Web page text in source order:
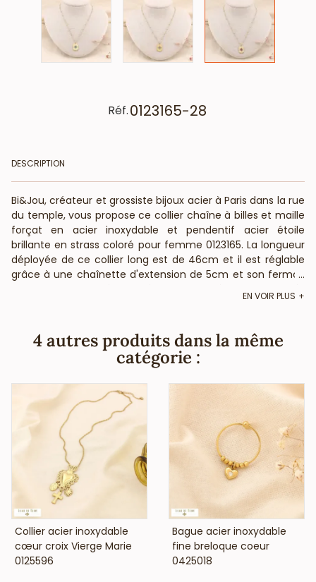
Réf.0123165-28
DESCRIPTION
Bi&Jou, créateur et grossiste bijoux acier à Paris dans la rue
du temple, vous propose ce collier chaîne à billes et maille
forçat en acier inoxydable et pendentif acier étoile
brillante en strass coloré pour femme 0123165. La longueur
déployée de ce collier long est de 46cm et il est réglable
grâce à une chaînette d'extension de 5cm et son fermoir
mesure 12x15mm. Votre fournisseur français pour les
que ce collier fantaisie bohème-chic en acier ne contient
pas de nickel, plomb ni cadmium et est anti-allergique
(conformément aux lois françaises et européennes).
...
EN VOIR PLUS
4 autres produits dans la même
catégorie :
VOIR LE PRIX
Collier acier inoxydable
cœur croix Vierge Marie
0125596
VOIR LE PRIX
Bague acier inoxydable
fine breloque coeur
0425018